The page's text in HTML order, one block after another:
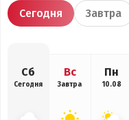
Сегодня Завтра
Сб
Сегодня
Вс
Завтра
Пн
10.08